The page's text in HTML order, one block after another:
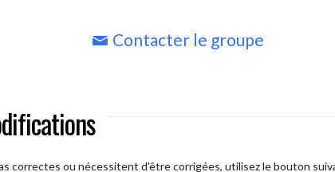
Contacter le groupe
correctes ou nécessitent d'être corrigées, utilisez le bouton